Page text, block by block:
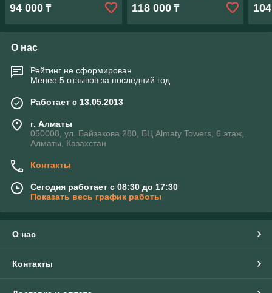
94 000 ₸ 118 000₸
О нас
Рейтинг не сформирован
Менее 5 отзывов за последний год
Работает с 13.05.2013
г. Алматы
050008, ул. Байзакова 280, БЦ Almaty Towers, 6 этаж,
Алматы, Казахстан
Контакты
Сегодня работает с 08:30 до 17:30
Показать весь график работы
О нас
Контакты